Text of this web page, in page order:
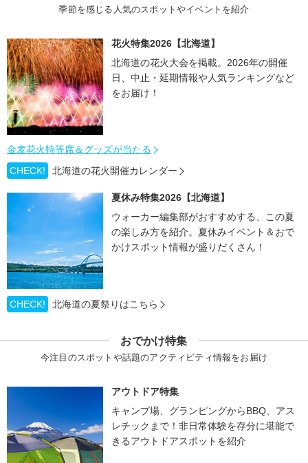
季節を感じる人気のスポットやイベントを紹介
花火特集2026【北海道】
北海道の花火大会を掲載。2026年の開催
日、中止・延期情報や人気ランキングなど
をお届け！
金麦花火特等席＆グッズが当たる
CHECK!
北海道の花火開催カレンダー
夏休み特集2026【北海道】
ウォーカー編集部がおすすめする、この夏
の楽しみ方を紹介。夏休みイベント＆おで
かけスポット情報が盛りだくさん！
CHECK! 北海道の夏祭りはこちら
おでかけ特集
今注目のスポットや話題のアクティビティ情報をお届け
アウトドア特集
キャンプ場、グランピングからBBQ、アス
レチックまで！非日常体験を存分に堪能で
きるアウトドアスポットを紹介